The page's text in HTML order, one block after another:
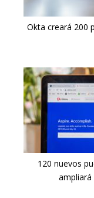
Okta creará 200
120 nuevos
ampliará